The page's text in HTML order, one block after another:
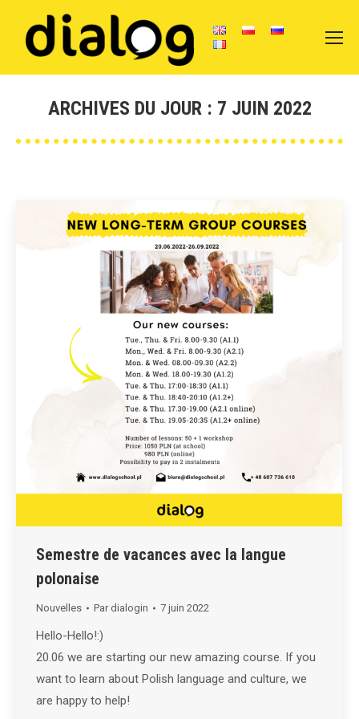
ARCHIVES DU JOUR : 7 JUIN 2022
Semestre de vacances avec la langue
polonaise
Nouvelles Par dialogin 7 juin 2022
Hello-Hello!:)
20.06 we are starting our new amazing course. If you
want to learn about Polish language and culture, we
are happy to help!